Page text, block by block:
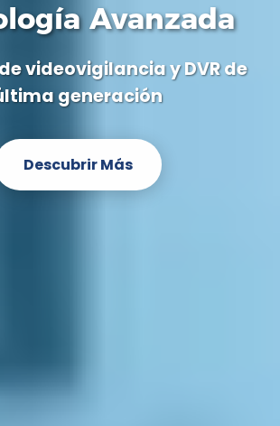
Avanzada
videovigilancia y DVR de
generación
Descubrir Más